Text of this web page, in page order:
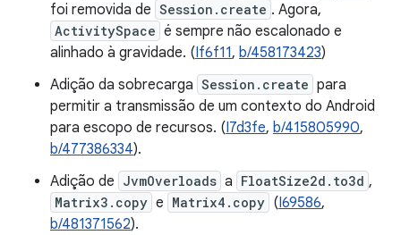
foi removida de Session.create . Agora,
ActivitySpace é sempre não escalonado e
alinhado à gravidade. (If6f11, b/458173423)
Adição da sobrecarga Session.create para
permitir a transmissão de um contexto do Android
para escopo de recursos. (I7d3fe, b/415805990,
b/477386334).
Adição de JvmOverloads a FloatSize2d.to3d ,
Matrix3.copy e Matrix4.copy (I69586,
b/481371562).